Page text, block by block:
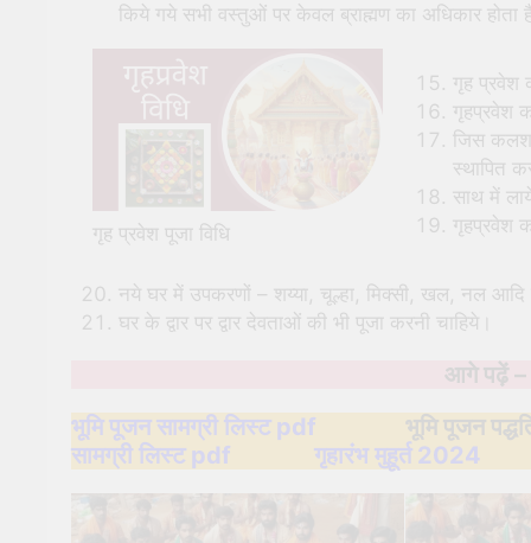
किये गये सभी वस्तुओं पर केवल ब्राह्मण का अधिकार होता
गृह प्रवेश पूजा विधि
गृह प्रवेश
गृहप्रवेश
जिस
स्थापित
साथ में
गृहप्रवेश
नये घर में उपकरणों – शय्या, चूल्हा, मिक्सी, खल, नल आदि
घर के द्वार पर द्वार देवताओं की भी पूजा करनी चाहिये।
आगे पढ़ें
भूमि पूजन सामग्री लिस्ट pdf भूमि पूजन
सामग्री लिस्ट pdf
गृहारंभ मुहूर्त 2024